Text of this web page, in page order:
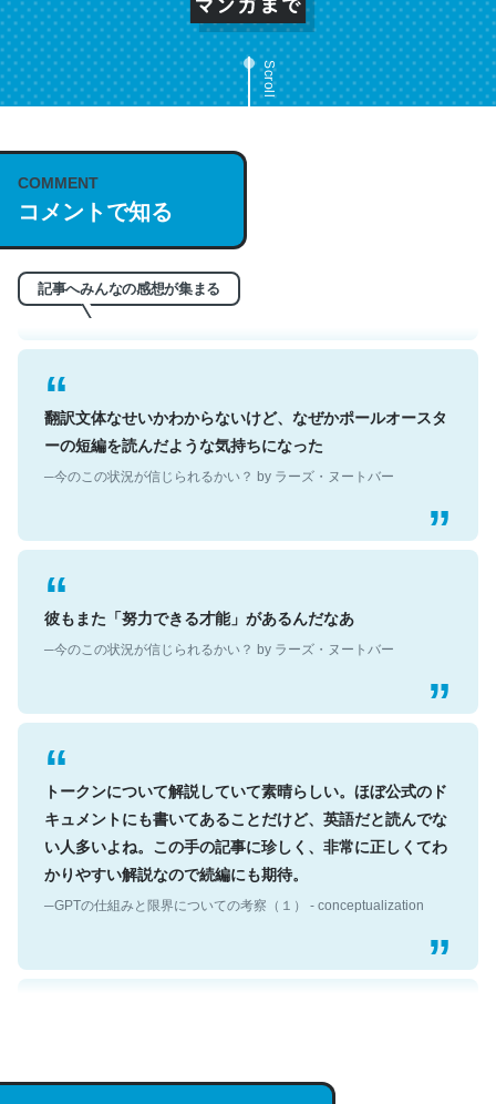
Scroll
COMMENT
コメントで知る
記事へみんなの感想が集まる
これは名文。彼はとてもクレバーなんだろうなと凄く思
う。英語少しでも読める人は原文もお勧め。自分はこの流
れ好き。Let’s Fucking Go. Then Covid hit. Shit.
翻訳文体なせいかわからないけど、なぜかポールオースタ
ーの短編を読んだような気持ちになった
─今のこの状況が信じられるかい？ by ラーズ・ヌートバー
彼もまた「努力できる才能」があるんだなあ
─今のこの状況が信じられるかい？ by ラーズ・ヌートバー
トークンについて解説していて素晴らしい。ほぼ公式のド
キュメントにも書いてあることだけど、英語だと読んでな
い人多いよね。この手の記事に珍しく、非常に正しくてわ
かりやすい解説なので続編にも期待。
─GPTの仕組みと限界についての考察（１） - conceptualization
https://isobe324649.hatenablog.com/entry/2023/03/27